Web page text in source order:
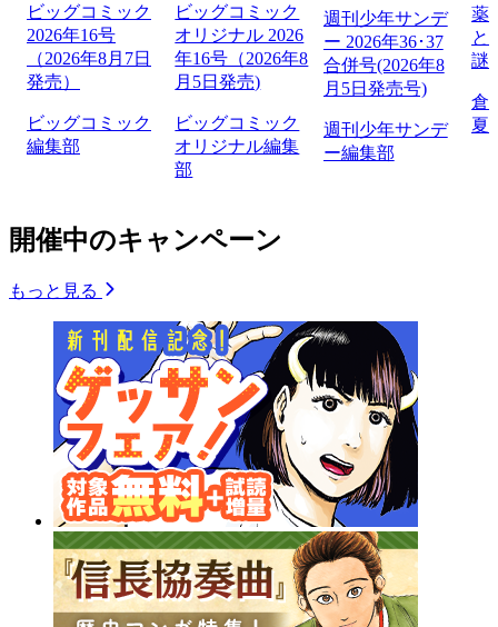
ビッグコミック
2026年16号
（2026年8月7日
発売）
ビッグコミック
編集部
ビッグコミック
オリジナル 2026
年16号（2026年8
月5日発売)
ビッグコミック
オリジナル編集
部
週刊少年サンデ
ー 2026年36･37
合併号(2026年8
月5日発売号)
週刊少年サンデ
ー編集部
薬
と
謎
倉
夏
開催中のキャンペーン
もっと見る